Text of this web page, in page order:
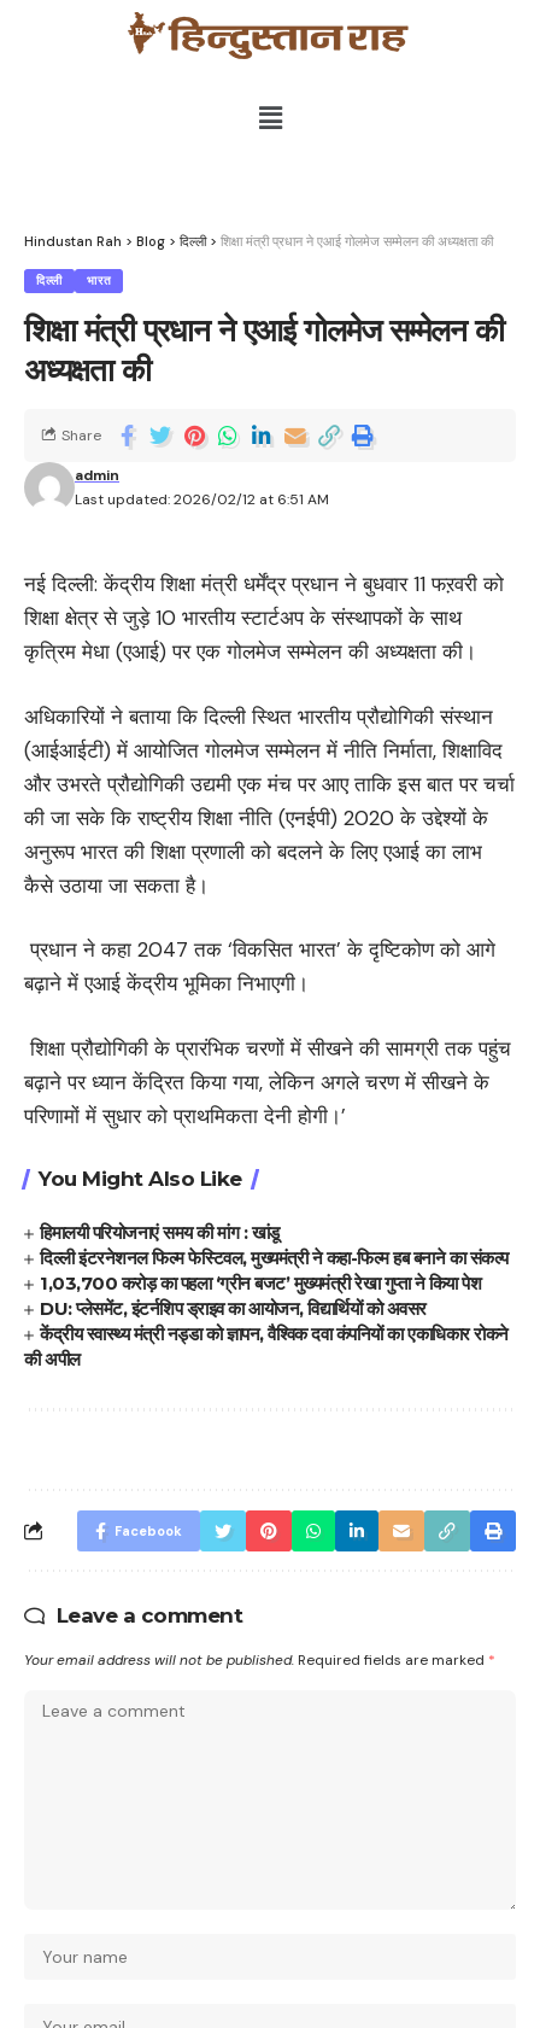
Hindustan Rah > Blog > दिल्ली> शिक्षा मंत्री प्रधान ने एआई गोलमेज सम्मेलन की अध्यक्षता की
दिल्ली भारत
शिक्षा मंत्री प्रधान ने एआई गोलमेज सम्मेलन की
अध्यक्षता की
Last updated: 2026/02/12 at 6:51 AM
admin
Share
नई दिल्ली: केंद्रीय शिक्षा मंत्री धर्मेंद्र प्रधान ने बुधवार 11 फऱवरी को
शिक्षा क्षेत्र से जुड़े 10 भारतीय स्टार्टअप के संस्थापकों के साथ
कृत्रिम मेधा (एआई) पर एक गोलमेज सम्मेलन की अध्यक्षता की।
अधिकारियों ने बताया कि दिल्ली स्थित भारतीय प्रौद्योगिकी संस्थान
(आईआईटी) में आयोजित गोलमेज सम्मेलन में नीति निर्माता, शिक्षाविद
और उभरते प्रौद्योगिकी उद्यमी एक मंच पर आए ताकि इस बात पर चर्चा
की जा सके कि राष्ट्रीय शिक्षा नीति (एनईपी) 2020 के उद्देश्यों के
अनुरूप भारत की शिक्षा प्रणाली को बदलने के लिए एआई का लाभ
कैसे उठाया जा सकता है।
प्रधान ने कहा 2047 तक ‘विकसित भारत’ के दृष्टिकोण को आगे
बढ़ाने में एआई केंद्रीय भूमिका निभाएगी।
शिक्षा प्रौद्योगिकी के प्रारंभिक चरणों में सीखने की सामग्री तक पहुंच
बढ़ाने पर ध्यान केंद्रित किया गया, लेकिन अगले चरण में सीखने के
परिणामों में सुधार को प्राथमिकता देनी होगी।’
You Might Also Like
हिमालयी परियोजनाएं समय की मांग : खांडू
दिल्ली इंटरनेशनल फिल्म फेस्टिवल, मुख्यमंत्री ने कहा-फिल्म हब बनाने का संकल्प
1,03,700 करोड़ का पहला ‘ग्रीन बजट’ मुख्यमंत्री रेखा गुप्ता ने किया पेश
DU: प्लेसमेंट, इंटर्नशिप ड्राइव का आयोजन, विद्यार्थियों को अवसर
केंद्रीय स्वास्थ्य मंत्री नड्डा को ज्ञापन, वैश्विक दवा कंपनियों का एकाधिकार रोकने
की अपील
Facebook
Leave a comment
Your email address will not be published. Required fields are marked *